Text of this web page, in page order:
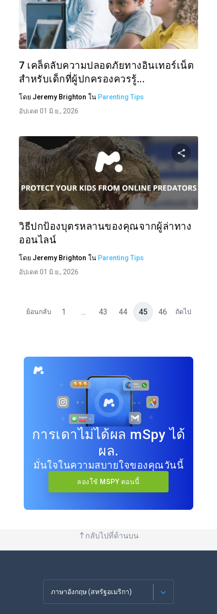
แบ่งปั
7 เคล็ดลับความปลอดภัยทางอินเทอร์เน็ต
สำหรับเด็กที่ผู้ปกครองควรรู้...
โดย Jeremy Brighton ใน Parenting Tips
อัปเดต 01 มิ.ย., 2026
แบ่งปั
วิธีปกป้องบุตรหลานของคุณจากผู้ล่าทาง
ออนไลน์
โดย Jeremy Brighton ใน Parenting Tips
อัปเดต 01 มิ.ย., 2026
ย้อนกลับ 1 ... 43 44 45 46 ถัดไป
การเดาไม่ได้ผล mSpy ได้
ผล.
มั่นใจในความสบายใจของคุณวันนี้
ลองใช้ MSPY ตอนนี้
กลับไปที่ด้านบน
ภาษาอังกฤษ (สหรัฐอเมริกา)